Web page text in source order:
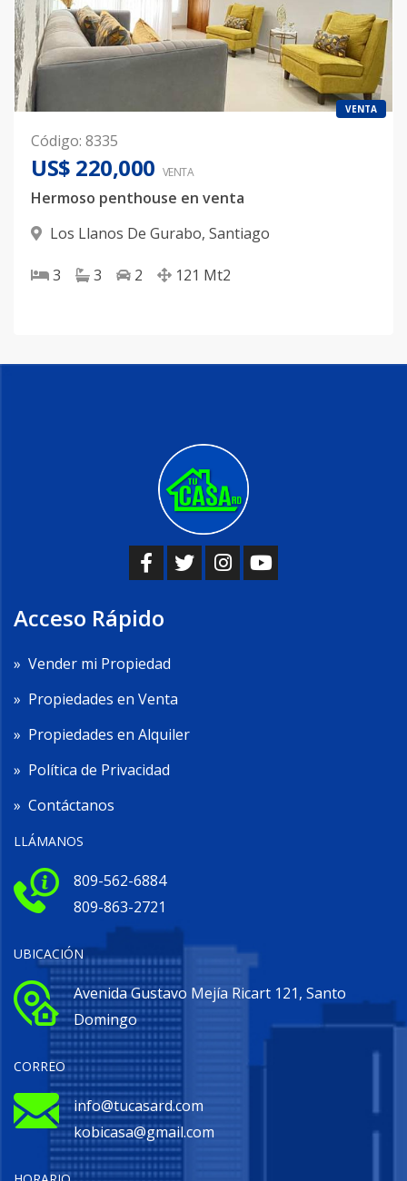
VENTA
Código: 8335
US$ 220,000 VENTA
Hermoso penthouse en venta
Los Llanos De Gurabo, Santiago
3 3 2 121 Mt2
Acceso Rápido
» Vender mi Propiedad
» Propiedades en Venta
» Propiedades en Alquiler
» Política de Privacidad
» Contáctanos
LLÁMANOS
809-562-6884
809-863-2721
UBICACIÓN
Avenida Gustavo Mejía Ricart 121, Santo
Domingo
CORREO
info@tucasard.com
kobicasa@gmail.com